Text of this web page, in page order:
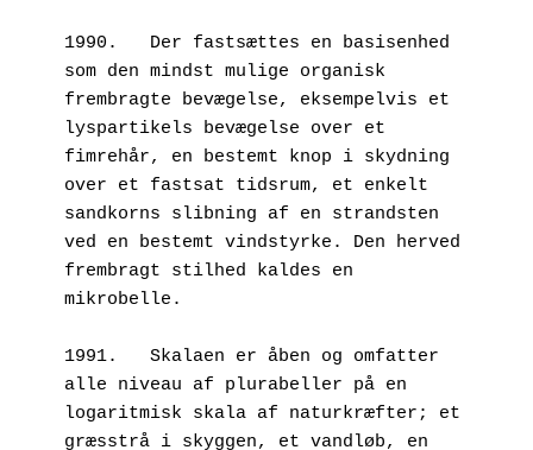
1990.	Der fastsættes en basisenhed
som den mindst mulige organisk
frembragte bevægelse, eksempelvis et
lyspartikels bevægelse over et
fimrehår, en bestemt knop i skydning
over et fastsat tidsrum, et enkelt
sandkorns slibning af en strandsten
ved en bestemt vindstyrke. Den herved
frembragt stilhed kaldes en
mikrobelle.
1991.	Skalaen er åben og omfatter
alle niveau af plurabeller på en
logaritmisk skala af naturkræfter; et
græsstrå i skyggen, et vandløb, en